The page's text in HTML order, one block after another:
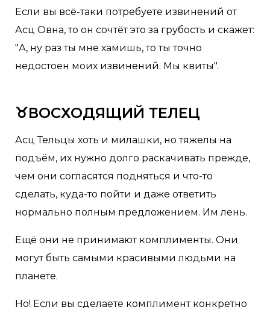
Если вы всё-таки потребуете извинений от
Асц Овна, то он сочтёт это за грубость и скажет:
"А, ну раз ты мне хамишь, то ты точно
недостоен моих извинений. Мы квиты".
♉ВОСХОДЯЩИЙ ТЕЛЕЦ
Асц Тельцы хоть и милашки, но тяжелы на
подъём, их нужно долго раскачивать прежде,
чем они согласятся подняться и что-то
сделать, куда-то пойти и даже ответить
нормально полным предложением. Им лень.
Ещё они не принимают комплименты. Они
могут быть самыми красивыми людьми на
планете.
Но! Если вы сделаете комплимент конкретно